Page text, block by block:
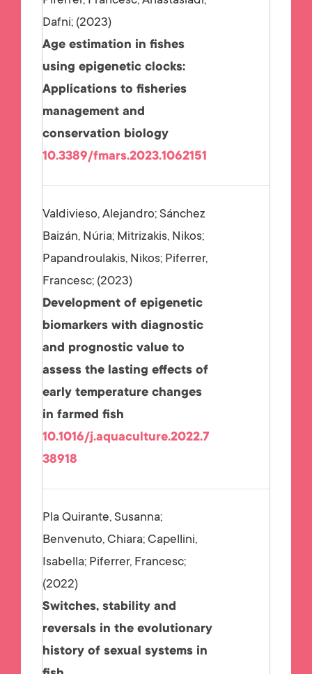
Dafni; 2023
Age estimation in fishes
using epigenetic clocks:
Applications to fisheries
management and
conservation biology
10.3389/fmars.2023.1062151
Valdivieso, Alejandro; Sánchez
Baizán, Núria; Mitrizakis, Nikos;
Papandroulakis, Nikos; Piferrer,
Francesc; 2023
Development of epigenetic
biomarkers with diagnostic
and prognostic value to
assess the lasting effects of
early temperature changes
in farmed fish
10.1016/j.aquaculture.2022.7
38918
Pla Quirante, Susanna;
Benvenuto, Chiara; Capellini,
Isabella; Piferrer, Francesc;
2022
Switches, stability and
reversals in the evolutionary
history of sexual systems in